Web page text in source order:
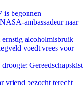
is begonnen
ambassadeur naar
ernstig alcoholmisbruik
voedt vrees voor
Gereedschapskist
vriend bezocht terecht